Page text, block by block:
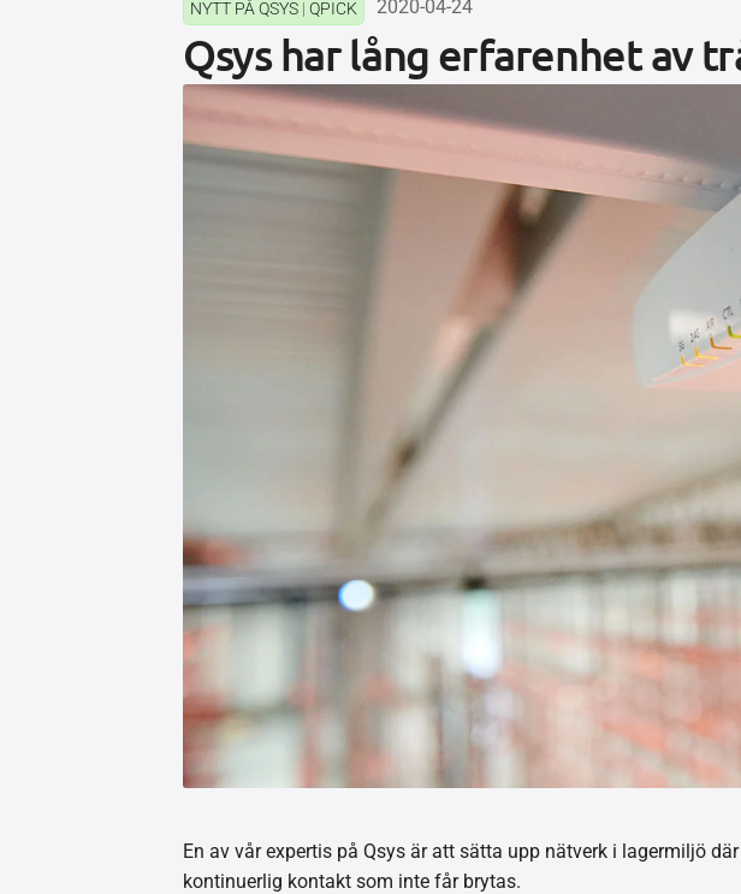
NYTT PÅ QSYS | QPICK 2020-04-24
Qsys har lång erfarenhet av
En av vår expertis på Qsys är att sätta upp nätverk i lagermiljö
kontinuerlig kontakt som inte får brytas.